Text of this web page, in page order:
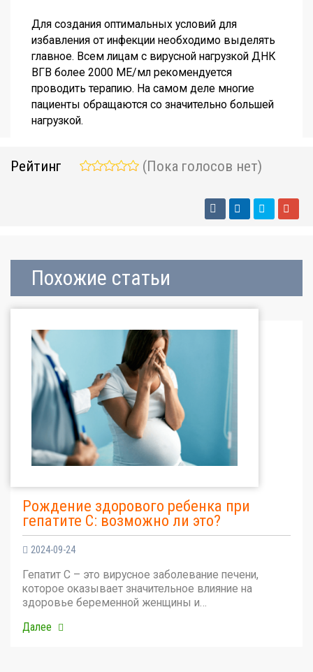
Для создания оптимальных условий для
избавления от инфекции необходимо выделять
главное. Всем лицам с вирусной нагрузкой ДНК
ВГВ более 2000 МЕ/мл рекомендуется
проводить терапию. На самом деле многие
пациенты обращаются со значительно большей
нагрузкой.
Рейтинг (Пока голосов нет)
Похожие статьи
Рождение здорового ребенка при
гепатите С: возможно ли это?
2024-09-24
Гепатит С – это вирусное заболевание печени,
которое оказывает значительное влияние на
здоровье беременной женщины и…
Далее